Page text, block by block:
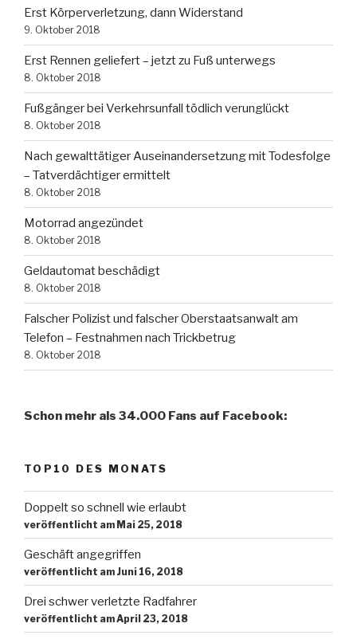
Erst Körperverletzung, dann Widerstand
9. Oktober 2018
Erst Rennen geliefert – jetzt zu Fuß unterwegs
8. Oktober 2018
Fußgänger bei Verkehrsunfall tödlich verunglückt
8. Oktober 2018
Nach gewalttätiger Auseinandersetzung mit Todesfolge
– Tatverdächtiger ermittelt
8. Oktober 2018
Motorrad angezündet
8. Oktober 2018
Geldautomat beschädigt
8. Oktober 2018
Falscher Polizist und falscher Oberstaatsanwalt am
Telefon – Festnahmen nach Trickbetrug
8. Oktober 2018
Schon mehr als 34.000 Fans auf Facebook:
TOP10 DES MONATS
Doppelt so schnell wie erlaubt
veröffentlicht am Mai 25, 2018
Geschäft angegriffen
veröffentlicht am Juni 16, 2018
Drei schwer verletzte Radfahrer
veröffentlicht am April 23, 2018